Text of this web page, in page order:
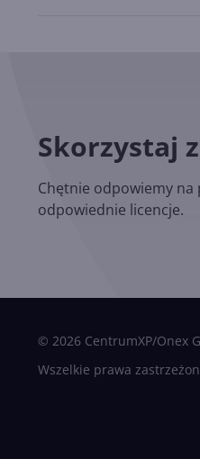
Skorzystaj
Chętnie odpowiemy
odpowiednie licencje.
© 2026 CentrumXP/Onex
Wszelkie prawa